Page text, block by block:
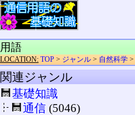
用語
LOCATION: TOP > ジャンル > 自然科学 >
関連ジャンル
基礎知識
通信 (5046)